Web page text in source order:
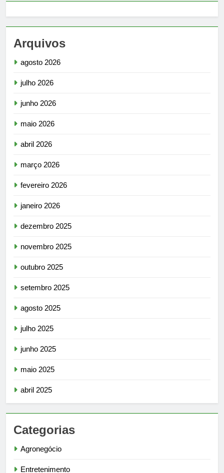
Arquivos
agosto 2026
julho 2026
junho 2026
maio 2026
abril 2026
março 2026
fevereiro 2026
janeiro 2026
dezembro 2025
novembro 2025
outubro 2025
setembro 2025
agosto 2025
julho 2025
junho 2025
maio 2025
abril 2025
Categorias
Agronegócio
Entretenimento